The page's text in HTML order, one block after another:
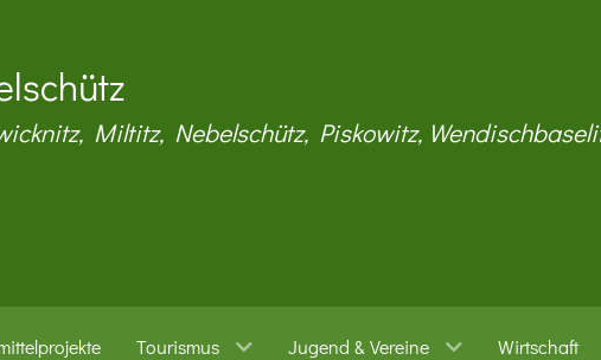
Miltitz, Nebelschütz, Piskowitz,
Tourismus Jugend & Vereine Wirtschaft